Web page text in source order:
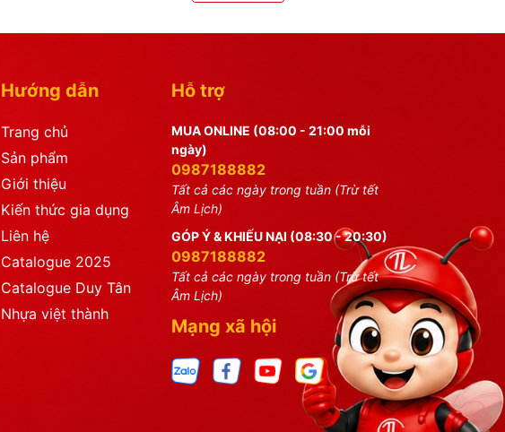
Hướng dẫn
Trang chủ
Sản phẩm
Giới thiệu
Kiến thức gia dụng
Liên hệ
Catalogue 2025
Catalogue Duy Tân
Nhựa việt thành
Hỗ trợ
MUA ONLINE (08:00 - 21:00 mỗi
ngày)
0987188882
Tất cả các ngày trong tuần (Trừ tết
Âm Lịch)
GÓP Ý & KHIẾU NẠI (08:30 - 20:30)
0987188882
Tất cả các ngày trong tuần (Trừ tết
Âm Lịch)
Mạng xã hội